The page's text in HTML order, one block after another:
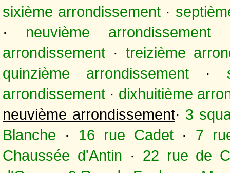
sixième arrondissement·
· neuvième arrondissement
arrondissement ·treizième
quinzième arrondissement ·
arrondissement · dixhuitième
neuvième arrondissement· 3
Blanche · 16 rue Cadet· 7
Chaussée d'Antin · 22 rue de